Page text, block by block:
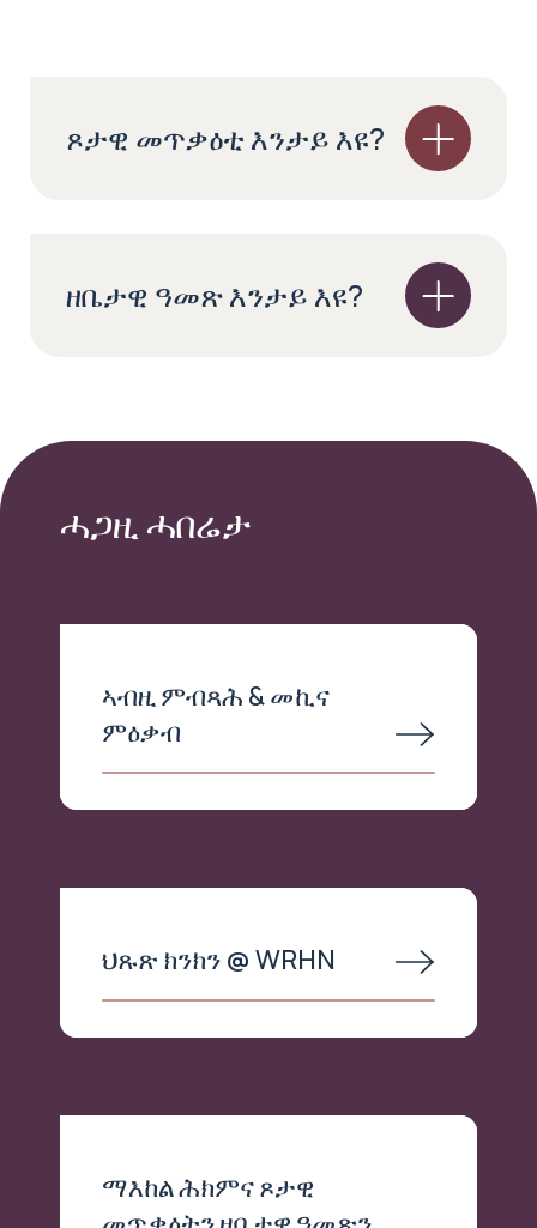
ጾታዊ መጥቃዕቲ እንታይ እዩ?
ዘቤታዊ ዓመጽ እንታይ እዩ?
ሓጋዚ ሓበሬታ
ኣብዚ ምብጻሕ & መኪና
ምዕቃብ
ህጹጽ ክንክን @ WRHN
ማእከል ሕክምና ጾታዊ